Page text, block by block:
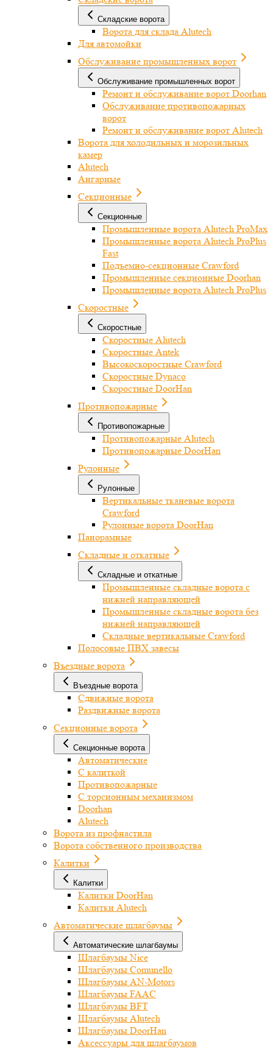
Складские ворота
Ворота для склада Alutech
Для автомойки
Обслуживание промышленных ворот
Обслуживание промышленных ворот
Ремонт и обслуживание ворот Doorhan
Обслуживание противопожарных
ворот
Ремонт и обслуживание ворот Alutech
Ворота для холодильных и морозильных
камер
Alutech
Ангарные
Секционные
Секционные
Промышленные ворота Alutech ProMax
Промышленные ворота Alutech ProPlus
Fast
Подъемно-секционные Crawford
Промышленные секционные Doorhan
Промышленные ворота Alutech ProPlus
Скоростные
Скоростные
Скоростные Alutech
Скоростные Antek
Высокоскоростные Crawford
Скоростные Dynaco
Скоростные DoorHan
Противопожарные
Противопожарные
Противопожарные Alutech
Противопожарные DoorHan
Рулонные
Рулонные
Вертикальные тканевые ворота
Crawford
Рулонные ворота DoorHan
Панорамные
Складные и откатные
Складные и откатные
Промышленные складные ворота с
нижней направляющей
Промышленные складные ворота без
нижней направляющей
Складные вертикальные Crawford
Полосовые ПВХ завесы
Въездные ворота
Въездные ворота
Сдвижные ворота
Раздвижные ворота
Секционные ворота
Секционные ворота
Автоматические
С калиткой
Противопожарные
С торсионным механизмом
Doorhan
Alutech
Ворота из профнастила
Ворота собственного производства
Калитки
Калитки
Калитки DoorHan
Калитки Alutech
Автоматические шлагбаумы
Автоматические шлагбаумы
Шлагбаумы Nice
Шлагбаумы Comunello
Шлагбаумы AN-Motors
Шлагбаумы FAAC
Шлагбаумы BFT
Шлагбаумы Alutech
Шлагбаумы DoorHan
Аксессуары для шлагбаумов